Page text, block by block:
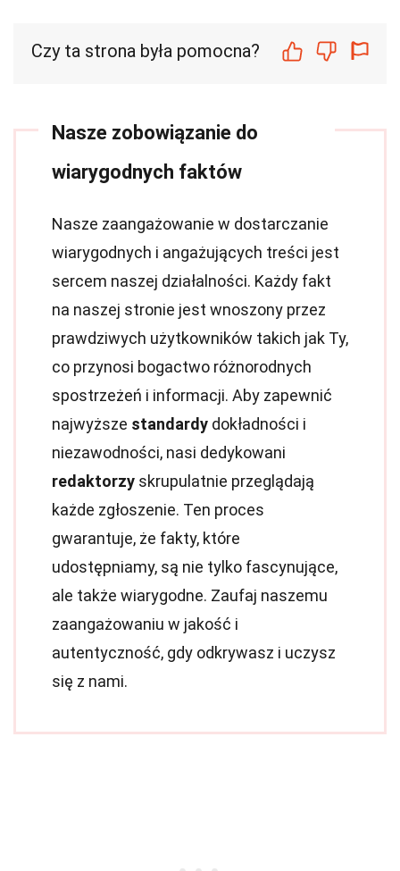
Czy ta strona była pomocna?
Nasze zobowiązanie do
wiarygodnych faktów
Nasze zaangażowanie w dostarczanie
wiarygodnych i angażujących treści jest
sercem naszej działalności. Każdy fakt
na naszej stronie jest wnoszony przez
prawdziwych użytkowników takich jak Ty,
co przynosi bogactwo różnorodnych
spostrzeżeń i informacji. Aby zapewnić
najwyższe standardy dokładności i
niezawodności, nasi dedykowani
redaktorzy skrupulatnie przeglądają
każde zgłoszenie. Ten proces
gwarantuje, że fakty, które
udostępniamy, są nie tylko fascynujące,
ale także wiarygodne. Zaufaj naszemu
zaangażowaniu w jakość i
autentyczność, gdy odkrywasz i uczysz
się z nami.